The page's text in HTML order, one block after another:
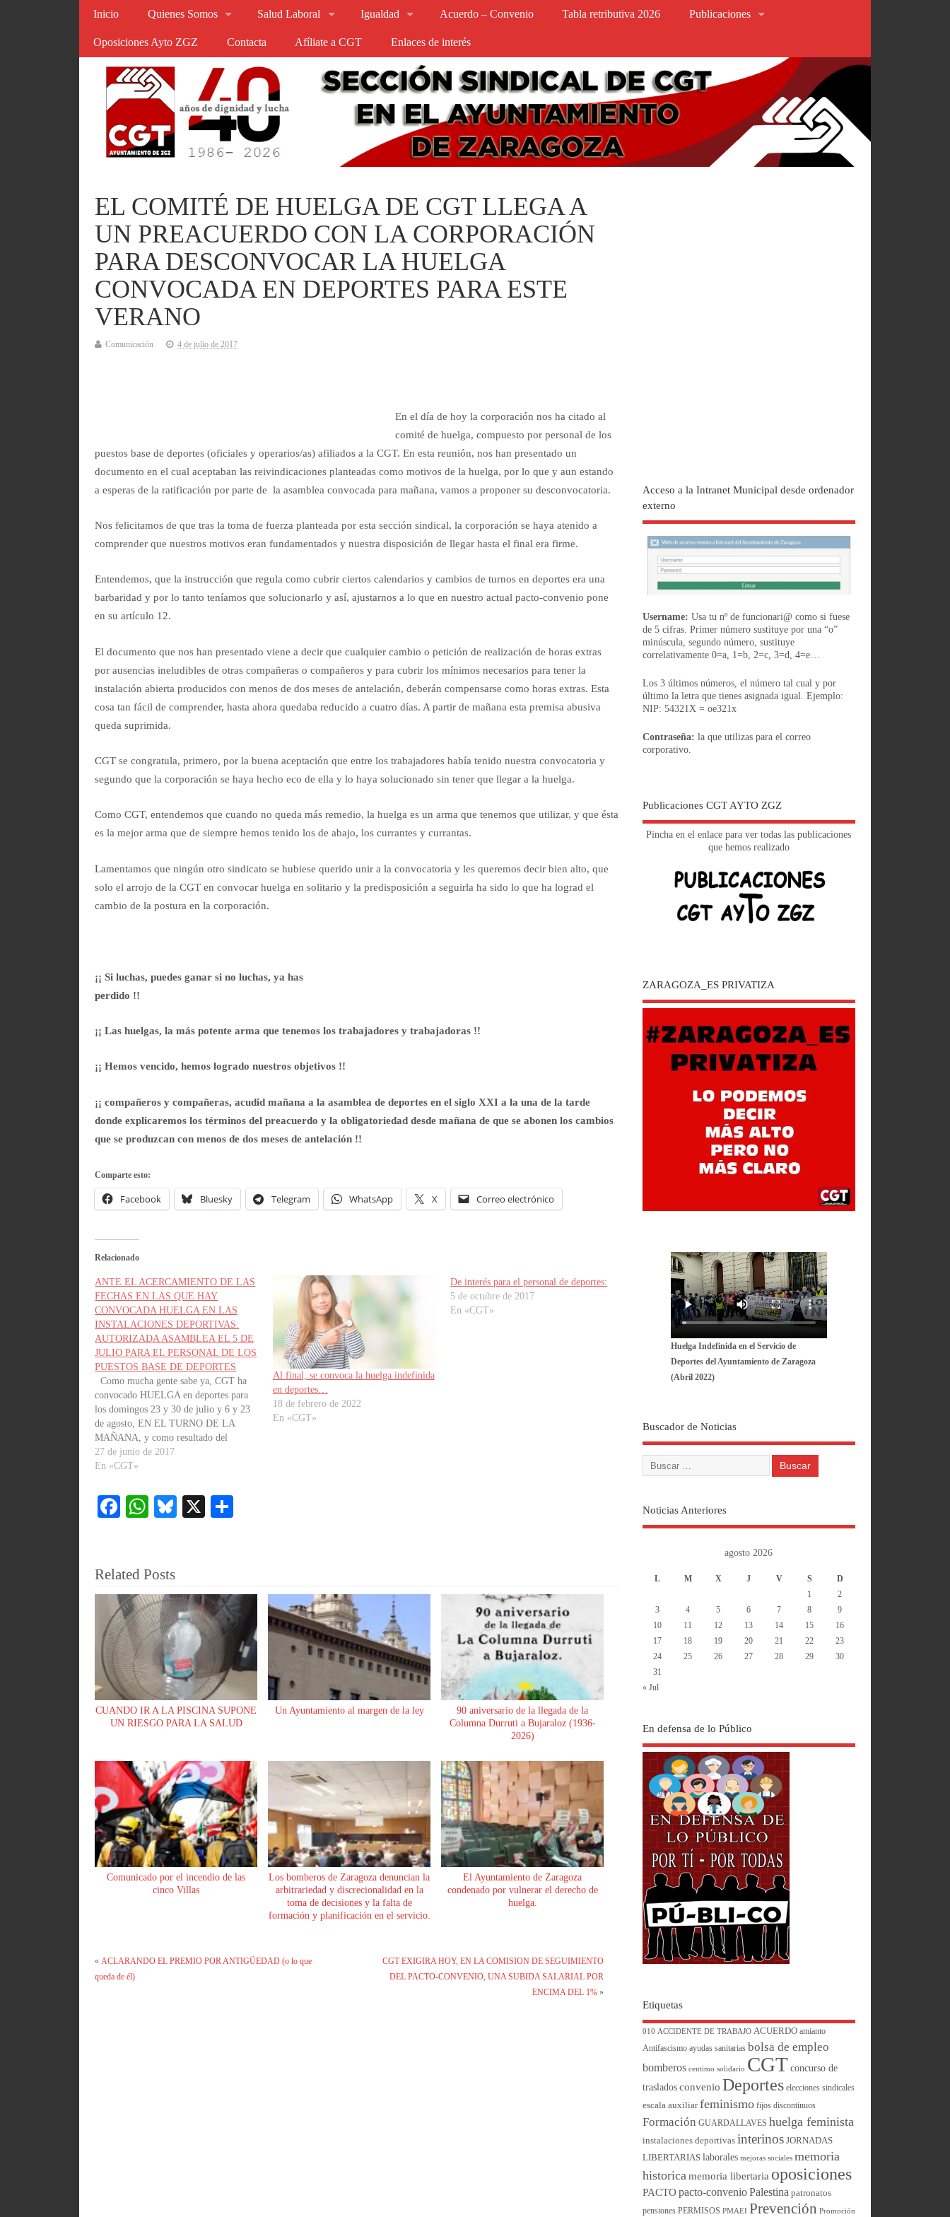
Inicio Quienes Somos Salud Laboral Igualdad Acuerdo – Convenio Tabla retributiva 2026 Publicaciones
Oposiciones Ayto ZGZ Contacta Afíliate a CGT Enlaces de interés
EL COMITÉ DE HUELGA DE CGT LLEGA A
UN PREACUERDO CON LA CORPORACIÓN
PARA DESCONVOCAR LA HUELGA
CONVOCADA EN DEPORTES PARA ESTE
VERANO
Comunicación 4 de julio de 2017
En el día de hoy la corporación nos ha citado al
comité de huelga, compuesto por personal de los
puestos base de deportes (oficiales y operarios/as) afiliados a la CGT. En esta reunión, nos han presentado un
documento en el cual aceptaban las reivindicaciones planteadas como motivos de la huelga, por lo que y aun estando
a esperas de la ratificación por parte de la asamblea convocada para mañana, vamos a proponer su desconvocatoria.
Nos felicitamos de que tras la toma de fuerza planteada por esta sección sindical, la corporación se haya atenido a
comprender que nuestros motivos eran fundamentados y nuestra disposición de llegar hasta el final era firme.
Entendemos, que la instrucción que regula como cubrir ciertos calendarios y cambios de turnos en deportes era una
barbaridad y por lo tanto teníamos que solucionarlo y así, ajustarnos a lo que en nuestro actual pacto-convenio pone
en su artículo 12.
El documento que nos han presentado viene a decir que cualquier cambio o petición de realización de horas extras
por ausencias ineludibles de otras compañeras o compañeros y para cubrir los mínimos necesarios para tener la
instalación abierta producidos con menos de dos meses de antelación, deberán compensarse como horas extras. Esta
cosa tan fácil de comprender, hasta ahora quedaba reducido a cuatro días. A partir de mañana esta premisa abusiva
queda suprimida.
CGT se congratula, primero, por la buena aceptación que entre los trabajadores había tenido nuestra convocatoria y
segundo que la corporación se haya hecho eco de ella y lo haya solucionado sin tener que llegar a la huelga.
Como CGT, entendemos que cuando no queda más remedio, la huelga es un arma que tenemos que utilizar, y que ésta
es la mejor arma que de siempre hemos tenido los de abajo, los currantes y currantas.
Lamentamos que ningún otro sindicato se hubiese querido unir a la convocatoria y les queremos decir bien alto, que
solo el arrojo de la CGT en convocar huelga en solitario y la predisposición a seguirla ha sido lo que ha lograd el
cambio de la postura en la corporación.
¡¡ Si luchas, puedes ganar si no luchas, ya has
perdido !!
¡¡ Las huelgas, la más potente arma que tenemos los trabajadores y trabajadoras !!
¡¡ Hemos vencido, hemos logrado nuestros objetivos !!
¡¡ compañeros y compañeras, acudid mañana a la asamblea de deportes en el siglo XXI a la una de la tarde
donde explicaremos los términos del preacuerdo y la obligatoriedad desde mañana de que se abonen los cambios
que se produzcan con menos de dos meses de antelación !!
Comparte esto:
Facebook Bluesky Telegram WhatsApp X Correo electrónico
Relacionado
ANTE EL ACERCAMIENTO DE LAS
FECHAS EN LAS QUE HAY
CONVOCADA HUELGA EN LAS
INSTALACIONES DEPORTIVAS:
AUTORIZADA ASAMBLEA EL 5 DE
JULIO PARA EL PERSONAL DE LOS
PUESTOS BASE DE DEPORTES
Como mucha gente sabe ya, CGT ha
convocado HUELGA en deportes para
los domingos 23 y 30 de julio y 6 y 23
de agosto, EN EL TURNO DE LA
MAÑANA, y como resultado del
mandato de otra asamblea celebrada con
el personal de deportes. Tambien sabeis
27 de junio de 2017
En «CGT»
Al final, se convoca la huelga indefinida
en deportes…
18 de febrero de 2022
En «CGT»
De interés para el personal de deportes:
5 de octubre de 2017
En «CGT»
Fa
ok
W
A
pp
Bl
X
rti
r
Related Posts
CUANDO IR A LA PISCINA SUPONE
UN RIESGO PARA LA SALUD
Un Ayuntamiento al margen de la ley
90 aniversario de la llegada de la
Columna Durruti a Bujaraloz (1936-
2026)
Comunicado por el incendio de las
cinco Villas
Los bomberos de Zaragoza denuncian la
arbitrariedad y discrecionalidad en la
toma de decisiones y la falta de
formación y planificación en el servicio.
El Ayuntamiento de Zaragoza
condenado por vulnerar el derecho de
huelga.
« ACLARANDO EL PREMIO POR ANTIGÜEDAD (o lo que
queda de él)
CGT EXIGIRA HOY, EN LA COMISION DE SEGUIMIENTO
DEL PACTO-CONVENIO, UNA SUBIDA SALARIAL POR
ENCIMA DEL 1% »
Acceso a la Intranet Municipal desde ordenador
externo
Username: Usa tu nº de funcionari@ como si fuese
de 5 cifras. Primer número sustituye por una “o”
minúscula, segundo número, sustituye
correlativamente 0=a, 1=b, 2=c, 3=d, 4=e…
Los 3 últimos números, el número tal cual y por
último la letra que tienes asignada igual. Ejemplo:
NIP: 54321X = oe321x
Contraseña: la que utilizas para el correo
corporativo.
Publicaciones CGT AYTO ZGZ
Pincha en el enlace para ver todas las publicaciones
que hemos realizado
ZARAGOZA_ES PRIVATIZA
Huelga Indefinida en el Servicio de
Deportes del Ayuntamiento de Zaragoza
(Abril 2022)
Buscador de Noticias
Noticias Anteriores
agosto 2026
L M X J V S
D
1
2
3
4 5 6 7 8
9
10
11 12 13 14 15
16
17
18 19 20 21 22
23
24
25 26 27 28 29
30
31
« Jul
En defensa de lo Público
Etiquetas
010 ACCIDENTE DE TRABAJO ACUERDO amianto
Antifascismo ayudas sanitarias bolsa de empleo
bomberos centimo solidario CGT concurso de
traslados convenio Deportes elecciones sindicales
escala auxiliar feminismo fijos discontinuos
Formación GUARDALLAVES huelga feminista
instalaciones deportivas interinos JORNADAS
LIBERTARIAS laborales mejoras sociales memoria
historica memoria libertaria oposiciones
PACTO pacto-convenio Palestina patronatos
pensiones PERMISOS PMAEI Prevención Promoción